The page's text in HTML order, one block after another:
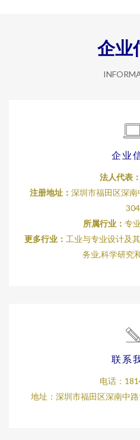
企业
企业
法人代表：
注册地址： 深圳市福田区深
304
所属行业： 专
更多行业： 工业与专业设计及
务业,科学研究
联系
电话：
地址：深圳市福田区深南中